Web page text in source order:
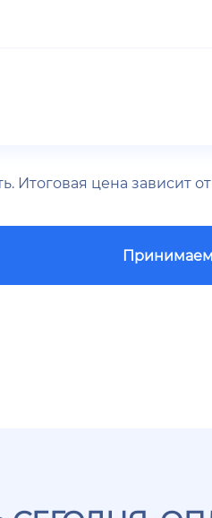
Итоговая цена
Принимаем